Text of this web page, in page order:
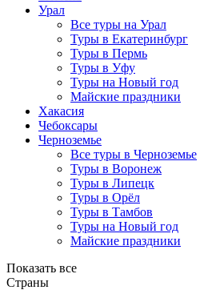
Урал
Все туры на Урал
Туры в Екатеринбург
Туры в Пермь
Туры в Уфу
Туры на Новый год
Майские праздники
Хакасия
Чебоксары
Черноземье
Все туры в Черноземье
Туры в Воронеж
Туры в Липецк
Туры в Орёл
Туры в Тамбов
Туры на Новый год
Майские праздники
Показать все
Страны